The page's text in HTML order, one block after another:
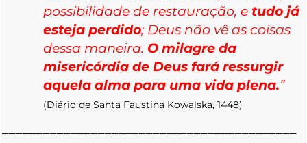
possibilidade de restauração, e tudo já
esteja perdido; Deus não vê as coisas
dessa maneira. O milagre da
misericórdia de Deus fará ressurgir
aquela alma para uma vida plena.”
(Diário de Santa Faustina Kowalska, 1448)